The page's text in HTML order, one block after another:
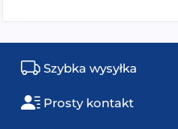
Szybka wysyłka
Prosty kontakt